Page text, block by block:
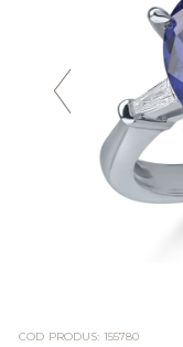
COD PRODUS: 155780